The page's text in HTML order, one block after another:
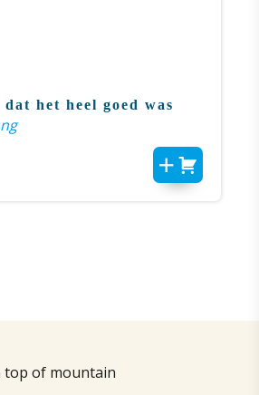
dat het heel goed was